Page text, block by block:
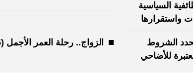
السياسية
واستقرارها
الشروط
للأضاحي
الزواج.. رحلة العمر الأجمل (5)